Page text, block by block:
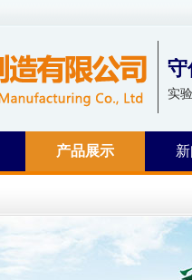
守
实
产品展示